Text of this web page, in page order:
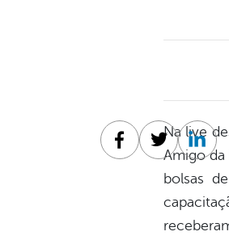
Na live
Amigo da
bolsas
Facebook